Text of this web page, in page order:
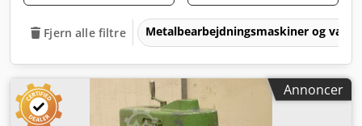
Fjern alle filtre Metalbearbejdningsmaskiner og
Annoncer